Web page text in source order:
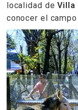
localidad deVilla
conocer el